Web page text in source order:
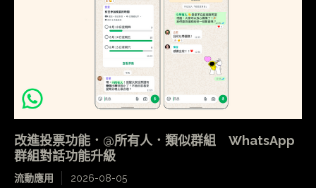
改進投票功能．@所有人．類似群組 WhatsApp
群組對話功能升級
流動應用 2026-08-05